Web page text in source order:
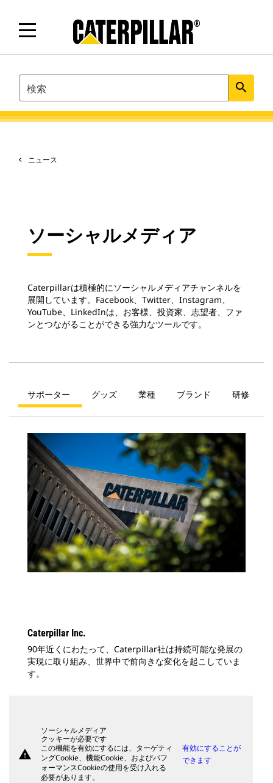
SEARCH search
ニュース
ソーシャルメディア
Caterpillarは積極的にソーシャルメディアチャンネルを
展開しています。Facebook、Twitter、Instagram、
YouTube、LinkedInは、お客様、投資家、志望者、ファ
ンとつながることができる強力なツールです。
サポーター グッズ 業種 ブランド 研修
Caterpillar Inc.
90年近くにわたって、Caterpillar社は持続可能な発展の
実現に取り組み、世界中で前向きな変化を起こしていま
す。
warning
ソーシャルメディア
クッキーが必要です
この機能を有効にするには、ターゲティ
ングCookie、機能Cookie、およびパフ
ォーマンスCookieの使用を受け入れる
必要があります。
有効にすることが
できます